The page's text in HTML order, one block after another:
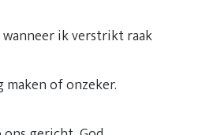
ik verstrikt raak
of onzeker.